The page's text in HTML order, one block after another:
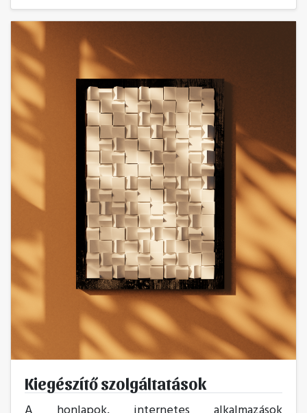
Kiegészítő szolgáltatások